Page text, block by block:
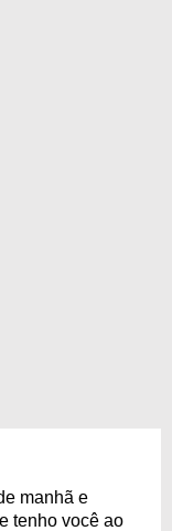
manhã e
tenho você ao